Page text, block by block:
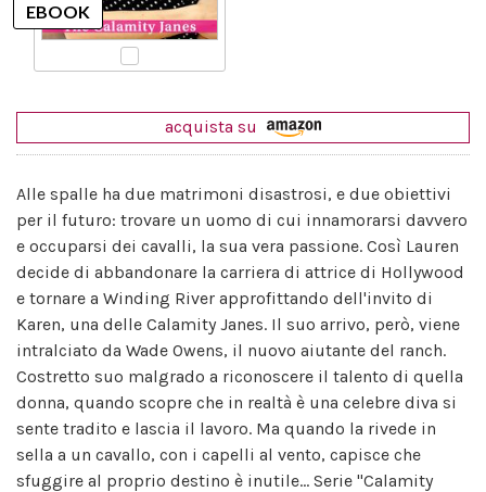
acquista su
Alle spalle ha due matrimoni disastrosi, e due obiettivi
per il futuro: trovare un uomo di cui innamorarsi davvero
e occuparsi dei cavalli, la sua vera passione. Così Lauren
decide di abbandonare la carriera di attrice di Hollywood
e tornare a Winding River approfittando dell'invito di
Karen, una delle Calamity Janes. Il suo arrivo, però, viene
intralciato da Wade Owens, il nuovo aiutante del ranch.
Costretto suo malgrado a riconoscere il talento di quella
donna, quando scopre che in realtà è una celebre diva si
sente tradito e lascia il lavoro. Ma quando la rivede in
sella a un cavallo, con i capelli al vento, capisce che
sfuggire al proprio destino è inutile... Serie "Calamity